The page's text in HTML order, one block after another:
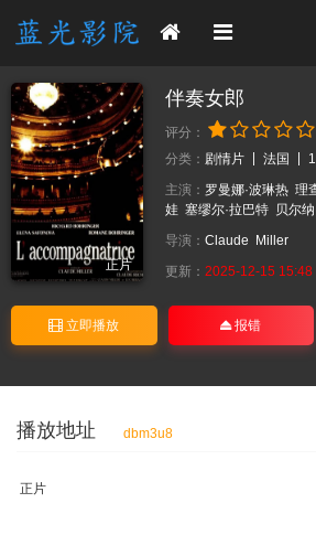
正片
伴奏女郎
评分：
分类： 剧情片 法国
主演： 罗曼娜·波琳热 理
娃 塞缪尔·拉巴特 贝尔
导演： Claude
Miller
更新： 2025-12-15 15:48
立即播放 报错
播放地址 dbm3u8
正片